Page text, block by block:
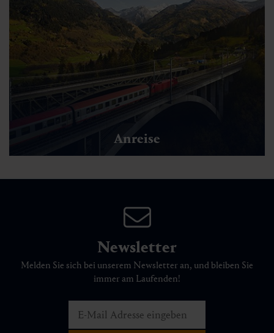
Anreise
Newsletter
Melden Sie sich bei unserem Newsletter an, und bleiben Sie
immer am Laufenden!